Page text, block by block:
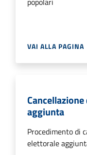
VAI ALLA PAGINA
aggiunta
Procedimento di
elettorale